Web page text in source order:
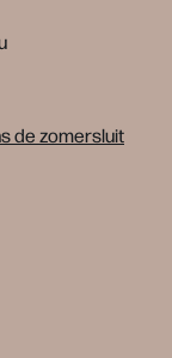
de zomersluit